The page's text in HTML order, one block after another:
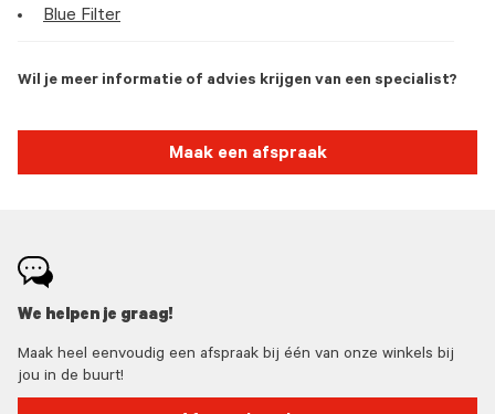
Blue Filter
Wil je meer informatie of advies krijgen van een specialist?
Maak een afspraak
We helpen je graag!
Maak heel eenvoudig een afspraak bij één van onze winkels bij
jou in de buurt!